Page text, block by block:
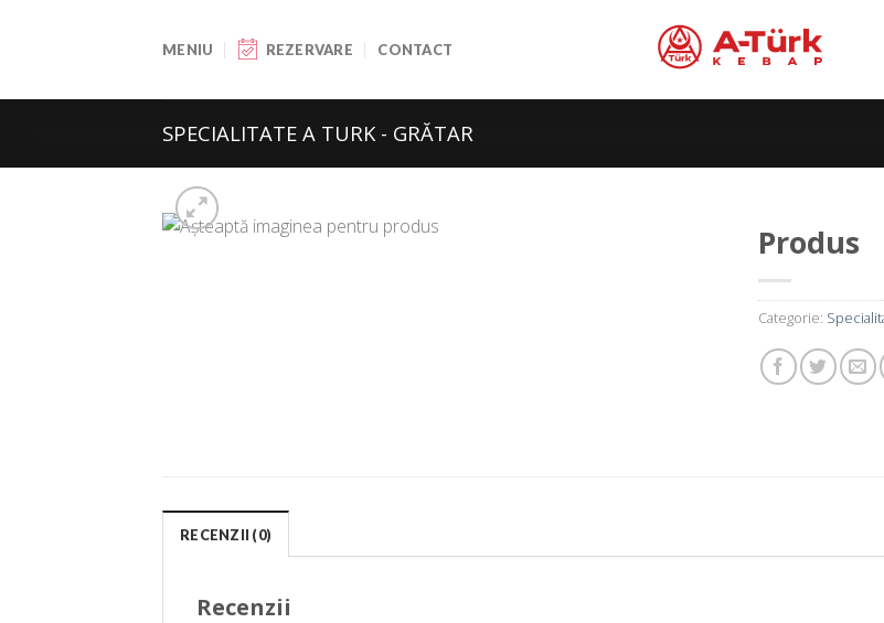
MENIU REZERVARE CONTACT
SPECIALITATE A TURK - GRĂTAR
Produs
Categorie:
RECENZII (0)
Recenzii